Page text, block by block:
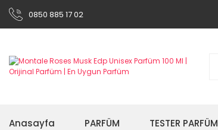
0850 885 17 02
Anasayfa PARFÜM TESTER PARFÜM